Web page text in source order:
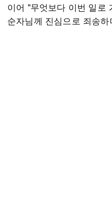
이어 "무엇보다 이번 일로
순자님께 진심으로 죄송